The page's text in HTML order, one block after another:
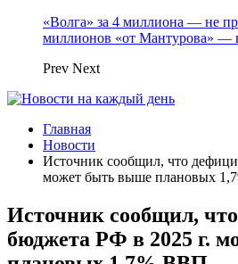
«Волга» за 4 миллиона — не
миллионов «от Мантурова» —
Prev Next
Главная
Новости
Источник сообщил, что
может быть выше плановых
Источник сообщил,
бюджета РФ в 2025 г.